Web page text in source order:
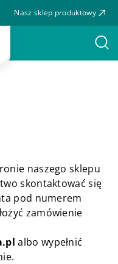
Nasz sklep produktowy
naszego sklepu
skontaktować się
pod numerem
zamówienie
albo wypełnić